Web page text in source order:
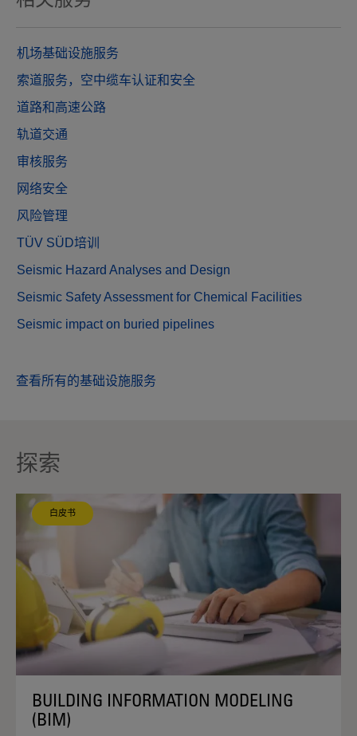
机场基础设施服务
索道服务，空中缆车认证和安全
道路和高速公路
轨道交通
审核服务
网络安全
风险管理
TÜV SÜD培训
Seismic Hazard Analyses and Design
Seismic Safety Assessment for Chemical Facilities
Seismic impact on buried pipelines
查看所有的基础设施服务
探索
白皮书
BUILDING INFORMATION MODELING
(BIM)